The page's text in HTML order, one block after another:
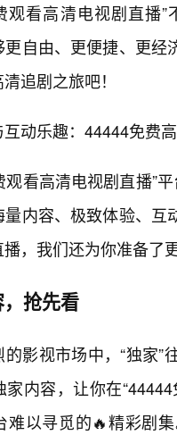
观看高清电视剧直播
自由、更便捷、更
追剧之旅吧！
动乐趣：44444免费
观看高清电视剧直播”
内容、极致体验、
，我们还为你准备了
抢先看
影视市场中，“独家
家内容，让你在
难以寻觅的🔥精彩剧